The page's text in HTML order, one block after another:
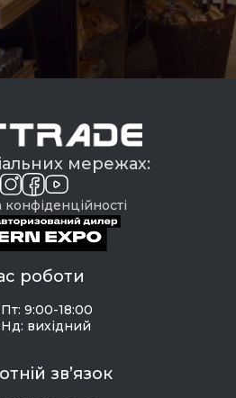
мережах:
конфіденційності
роботи
9:00-18:00
вихідний
зв’язок